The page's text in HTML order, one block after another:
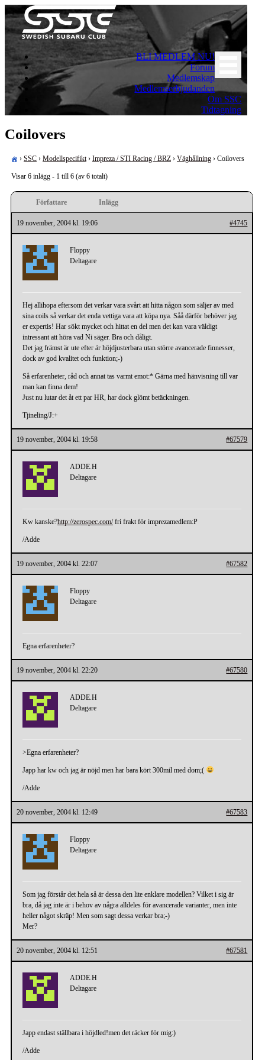
Skip
to
content
Swedish Subaru Club
För oss som älskar Subaru!
BLI MEDLEM NU!
Forum
Medlemskap
Medlemserbjudanden
Om SSC
Tidtagning
Coilovers
› SSC › Modellspecifikt › Impreza / STI Racing / BRZ › Väghållning › Coilovers
Visar 6 inlägg - 1 till 6 (av 6 totalt)
Författare Inlägg
19 november, 2004 kl. 19:06 #4745
Floppy
Deltagare
Hej allihopa eftersom det verkar vara svårt att hitta någon som säljer av med
sina coils så verkar det enda vettiga vara att köpa nya. Såå därför behöver jag
er expertis! Har sökt mycket och hittat en del men det kan vara väldigt
intressant att höra vad Ni säger. Bra och dåligt.
Det jag främst är ute efter är höjdjusterbara utan större avancerade finnesser,
dock av god kvalitet och funktion;-)
Så erfarenheter, råd och annat tas varmt emot:* Gärna med hänvisning till var
man kan finna dem!
Just nu lutar det åt ett par HR, har dock glömt betäckningen.
Tjineling/J:+
19 november, 2004 kl. 19:58 #67579
ADDE.H
Deltagare
Kw kanske?http://zerospec.com/fri frakt för imprezamedlem:P
/Adde
19 november, 2004 kl. 22:07 #67582
Floppy
Deltagare
Egna erfarenheter?
19 november, 2004 kl. 22:20 #67580
ADDE.H
Deltagare
>Egna erfarenheter?
Japp har kw och jag är nöjd men har bara kört 300mil med dom;(
/Adde
20 november, 2004 kl. 12:49 #67583
Floppy
Deltagare
Som jag förstår det hela så är dessa den lite enklare modellen? Vilket i sig är
bra, då jag inte är i behov av några alldeles för avancerade varianter, men inte
heller något skräp! Men som sagt dessa verkar bra;-)
Mer?
20 november, 2004 kl. 12:51 #67581
ADDE.H
Deltagare
Japp endast ställbara i höjdled!men det räcker för mig:)
/Adde